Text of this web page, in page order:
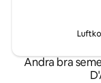
Andra bra